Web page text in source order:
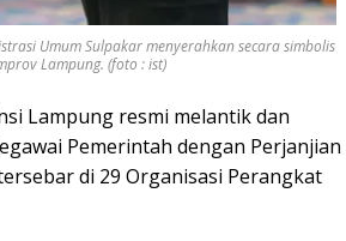
Umum Sulpakar menyerahkan secara simbolis
Lampung. (foto : ist)
Lampung resmi melantik dan
Pemerintah dengan Perjanjian
di 29 Organisasi Perangkat